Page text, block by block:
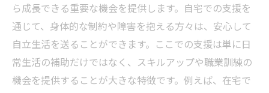
ら成長できる重要な機会を提供します。自宅での支援を
通じて、身体的な制約や障害を抱える方々は、安心して
自立生活を送ることができます。ここでの支援は単に日
常生活の補助だけではなく、スキルアップや職業訓練の
機会を提供することが大きな特徴です。例えば、在宅で